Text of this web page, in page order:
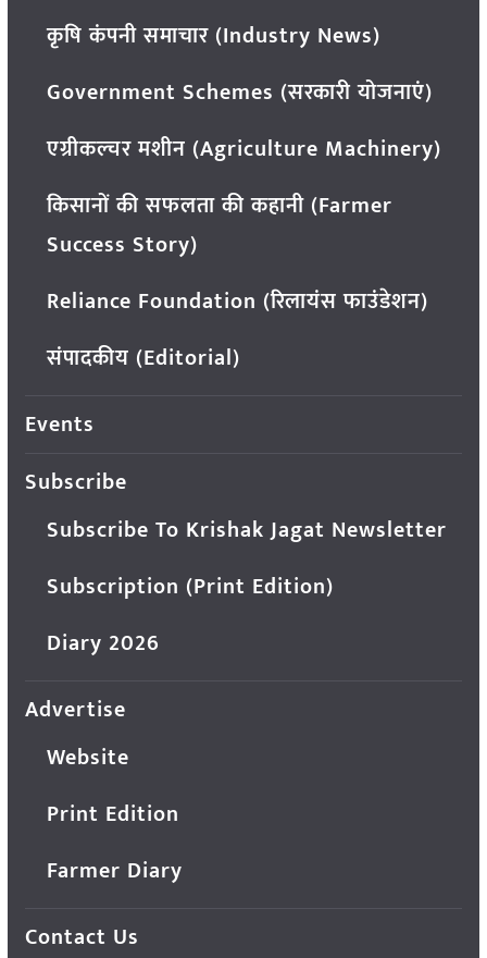
कृषि कंपनी समाचार (Industry News)
Government Schemes (सरकारी योजनाएं)
एग्रीकल्चर मशीन (Agriculture Machinery)
किसानों की सफलता की कहानी (Farmer
Success Story)
Reliance Foundation (रिलायंस फाउंडेशन)
संपादकीय (Editorial)
Events
Subscribe
Subscribe To Krishak Jagat Newsletter
Subscription (Print Edition)
Diary 2026
Advertise
Website
Print Edition
Farmer Diary
Contact Us